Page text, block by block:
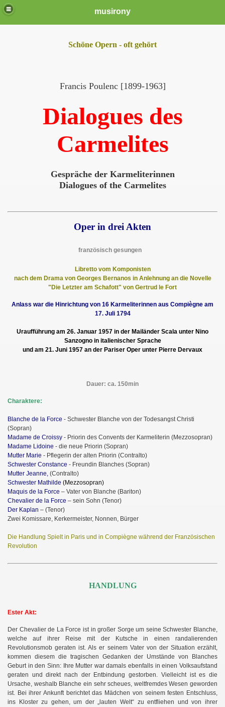
musirony
Schöne Opern - oft gehört
Francis Poulenc [1899-1963]
Dialogues des
Carmelites
Gespräche der Karmeliterinnen
Dialogues of the Carmelites
Oper in drei Akten
französisch gesungen
Libretto vom Komponisten
nach dem Drama von Georges Bernanos in Anlehnung an die Novelle
"Die Letzter am Schafott" von Gertrud le Fort
Anlass war die Hinrichtung von 16 Karmeliterinnen aus Compiègne am
17. Juli 1794
Uraufführung am 26. Januar 1957 in der Mailänder Scala unter Nino
Sanzogno in italienischer Sprache
und am 21. Juni 1957 an der Pariser Oper unter Pierre Dervaux
Dauer: ca. 150min
Charaktere:
Blanche de la Force - Schwester Blanche von der Todesangst Christi
(Sopran)
Madame de Croissy - Priorin des Convents der Karmeliterin (Mezzosopran)
Madame Lidoine - die neue Priorin (Sopran)
Mutter Marie - Pflegerin der alten Priorin (Contralto)
Schwester Constance - Freundin Blanches (Sopran)
Mutter Jeanne, (Contralto)
Schwester Mathilde (Mezzosopran)
Maquis de la Force – Vater von Blanche (Bariton)
Chevalier de la Force – sein Sohn (Tenor)
Der Kaplan – (Tenor)
Zwei Komissare, Kerkermeister, Nonnen, Bürger
Die Handlung Spielt in Paris und in Compiègne während der Französischen
Revolution
HANDLUNG
Ester Akt:
Der Chevalier de La Force ist in großer Sorge um seine Schwester Blanche,
welche auf ihrer Reise mit der Kutsche in einen randalierenden
Revolutionsmob geraten ist. Als er seinem Vater von der Situation erzählt,
kommen diesem die tragischen Gedanken der Umstände von Blanches
Geburt in den Sinn: Ihre Mutter war damals ebenfalls in einen Volksaufstand
geraten und direkt nach der Entbindung gestorben. Vielleicht ist es die
Ursache, weshalb Blanche ein sehr scheues, weltfremdes Wesen geworden
ist. Bei ihrer Ankunft berichtet das Mädchen von seinem festen Entschluss,
ins Kloster zu gehen, um der „lauten Welt“ zu entfliehen und von ihrer